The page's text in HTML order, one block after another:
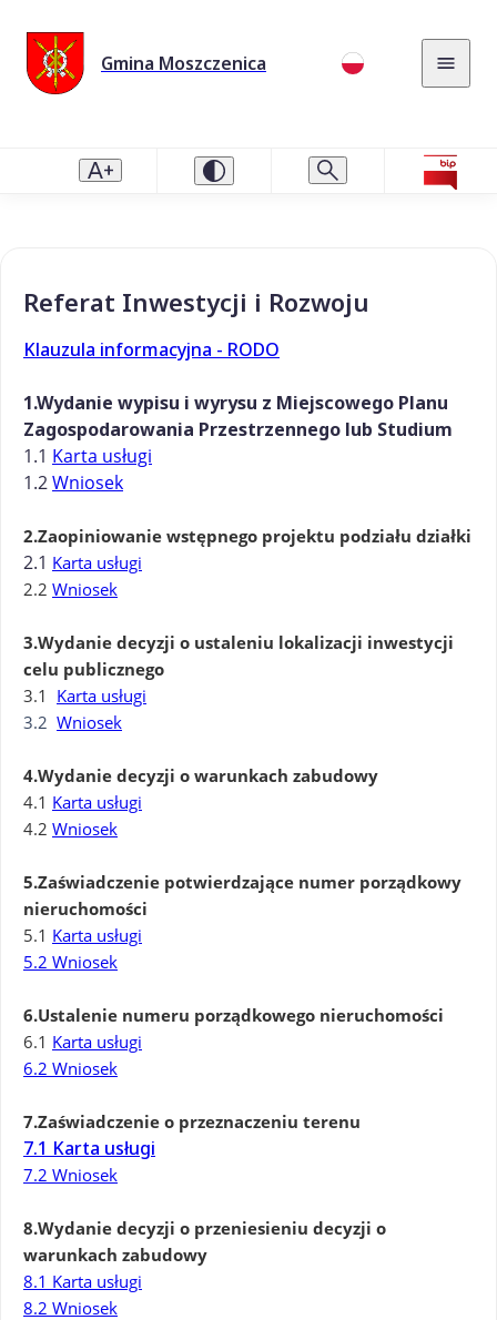
Gmina Moszczenica
Referat Inwestycji i Rozwoju
Klauzula informacyjna - RODO
1.Wydanie wypisu i wyrysu z Miejscowego Planu
Zagospodarowania Przestrzennego lub Studium
1.1 Karta usługi
1.2Wniosek
2.Zaopiniowanie wstępnego projektu podziału działki
2.1 Karta usługi
2.2 Wniosek
3.Wydanie decyzji o ustaleniu lokalizacji inwestycji
celu publicznego
3.1 Karta usługi
3.2 Wniosek
4.Wydanie decyzji o warunkach zabudowy
4.1 Karta usługi
4.2 Wniosek
5.Zaświadczenie potwierdzające numer porządkowy
nieruchomości
5.1 Karta usługi
5.2 Wniosek
6.Ustalenie numeru porządkowego nieruchomości
6.1 Karta usługi
6.2 Wniosek
7.Zaświadczenie o przeznaczeniu terenu
7.1 Karta usługi
7.2 Wniosek
8.Wydanie decyzji o przeniesieniu decyzji o
warunkach zabudowy
8.1 Karta usługi
8.2 Wniosek